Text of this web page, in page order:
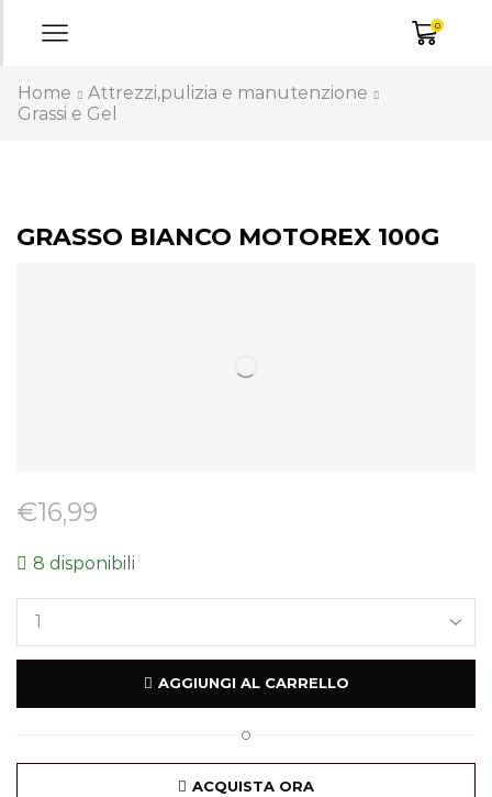
0
Home
Attrezzi,pulizia e manutenzione
Grassi e Gel
GRASSO BIANCO MOTOREX 100G
€16,99
8 disponibili
AGGIUNGI AL CARRELLO
O
ACQUISTA ORA